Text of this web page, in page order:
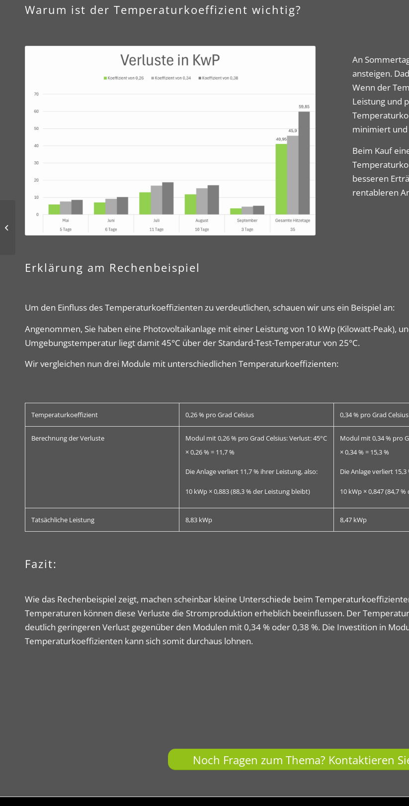
Warum ist der Temperaturkoeffizient wichtig?
An
ansteigen.
Wenn der
Leistung und
minimiert und
Beim Kauf
besseren
rentableren
Erklärung am Rechenbeispiel
Um den Einfluss des Temperaturkoeffizienten zu verdeutlichen, schauen wir uns ein Beispiel an:
Angenommen, Sie haben eine Photovoltaikanlage mit einer Leistung von 10 kWp (Kilowatt-Peak),
Umgebungstemperatur liegt damit 45°C über der Standard-Test-Temperatur von 25°C.
Wir vergleichen nun drei Module mit unterschiedlichen Temperaturkoeffizienten:
Temperaturkoeffizient 0,26 % pro Grad Celsius 0,34 % pro Grad Celsius
Berechnung der Verluste
Modul mit 0,26 % pro Grad Celsius: Verlust: 45°C
× 0,26 % = 11,7 %
Die Anlage verliert 11,7 % ihrer Leistung, also:
10 kWp × 0,883 (88,3 % der Leistung bleibt)
Modul mit 0,34 % pro
× 0,34 % = 15,3 %
Die Anlage verliert
10 kWp × 0,847 (84,7
Tatsächliche Leistung 8,83 kWp 8,47 kWp
Fazit:
Wie das Rechenbeispiel zeigt, machen scheinbar kleine Unterschiede beim
Temperaturen können diese Verluste die Stromproduktion erheblich beeinflussen. Der
deutlich geringeren Verlust gegenüber den Modulen mit 0,34 % oder 0,38 %. Die Investition in
Temperaturkoeffizienten kann sich somit durchaus lohnen.
Noch Fragen zum Thema? Kontaktieren
Solarprojekte in
Mailberg